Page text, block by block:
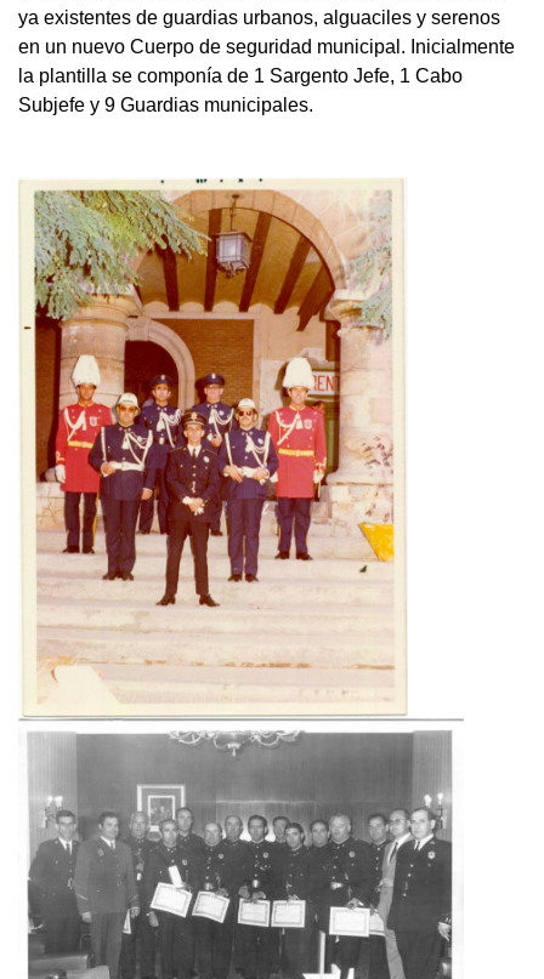
ya existentes de guardias urbanos, alguaciles y serenos
en un nuevo Cuerpo de seguridad municipal. Inicialmente
la plantilla se componía de 1 Sargento Jefe, 1 Cabo
Subjefe y 9 Guardias municipales.